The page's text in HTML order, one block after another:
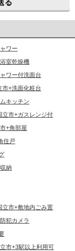
る
ワー
室乾燥機
ワー付洗面台
市+洗面化粧台
キッチン
立市+ガスレンジ付
+角部屋
住戸
納
立市+敷地内ごみ置
犯カメラ
市+3駅以上利用可